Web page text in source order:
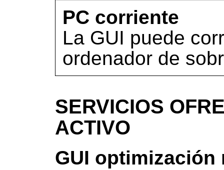
PC corriente
La GUI puede
ordenador de
SERVICIOS
ACTIVO
GUI